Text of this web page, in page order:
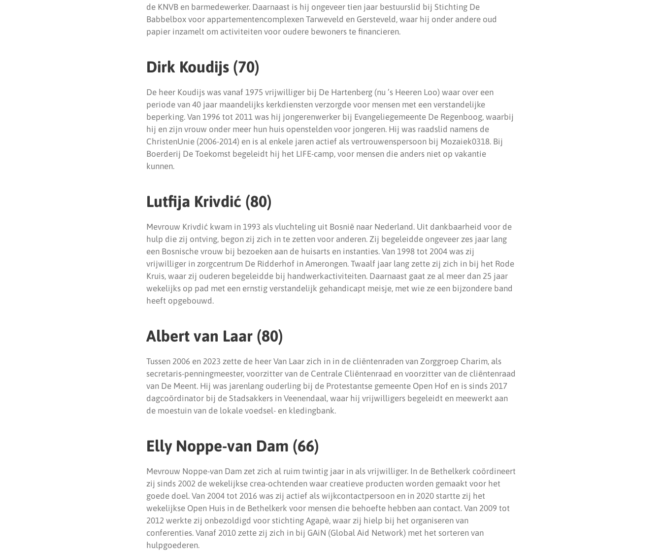
de KNVB en barmedewerker. Daarnaast is hij ongeveer tien jaar bestuurslid bij Stichting De
Babbelbox voor appartementencomplexen Tarweveld en Gersteveld, waar hij onder andere oud
papier inzamelt om activiteiten voor oudere bewoners te financieren.
Dirk Koudijs (70)
De heer Koudijs was vanaf 1975 vrijwilliger bij De Hartenberg (nu ’s Heeren Loo) waar over een
periode van 40 jaar maandelijks kerkdiensten verzorgde voor mensen met een verstandelijke
beperking. Van 1996 tot 2011 was hij jongerenwerker bij Evangeliegemeente De Regenboog, waarbij
hij en zijn vrouw onder meer hun huis openstelden voor jongeren. Hij was raadslid namens de
ChristenUnie (2006-2014) en is al enkele jaren actief als vertrouwenspersoon bij Mozaiek0318. Bij
Boerderij De Toekomst begeleidt hij het LIFE-camp, voor mensen die anders niet op vakantie
kunnen.
Lutfija Krivdić (80)
Mevrouw Krivdić kwam in 1993 als vluchteling uit Bosnië naar Nederland. Uit dankbaarheid voor de
hulp die zij ontving, begon zij zich in te zetten voor anderen. Zij begeleidde ongeveer zes jaar lang
een Bosnische vrouw bij bezoeken aan de huisarts en instanties. Van 1998 tot 2004 was zij
vrijwilliger in zorgcentrum De Ridderhof in Amerongen. Twaalf jaar lang zette zij zich in bij het Rode
Kruis, waar zij ouderen begeleidde bij handwerkactiviteiten. Daarnaast gaat ze al meer dan 25 jaar
wekelijks op pad met een ernstig verstandelijk gehandicapt meisje, met wie ze een bijzondere band
heeft opgebouwd.
Albert van Laar (80)
Tussen 2006 en 2023 zette de heer Van Laar zich in in de cliëntenraden van Zorggroep Charim, als
secretaris-penningmeester, voorzitter van de Centrale Cliëntenraad en voorzitter van de cliëntenraad
van De Meent. Hij was jarenlang ouderling bij de Protestantse gemeente Open Hof en is sinds 2017
dagcoördinator bij de Stadsakkers in Veenendaal, waar hij vrijwilligers begeleidt en meewerkt aan
de moestuin van de lokale voedsel- en kledingbank.
Elly Noppe-van Dam (66)
Mevrouw Noppe-van Dam zet zich al ruim twintig jaar in als vrijwilliger. In de Bethelkerk coördineert
zij sinds 2002 de wekelijkse crea-ochtenden waar creatieve producten worden gemaakt voor het
goede doel. Van 2004 tot 2016 was zij actief als wijkcontactpersoon en in 2020 startte zij het
wekelijkse Open Huis in de Bethelkerk voor mensen die behoefte hebben aan contact. Van 2009 tot
2012 werkte zij onbezoldigd voor stichting Agapè, waar zij hielp bij het organiseren van
conferenties. Vanaf 2010 zette zij zich in bij GAiN (Global Aid Network) met het sorteren van
hulpgoederen.